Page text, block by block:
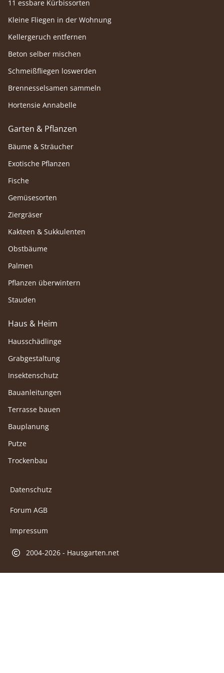
11 essbare Kürbissorten
Kleine Fliegen in der Wohnung
Kellergeruch entfernen
Beton selber mischen
Schmeißfliegen loswerden
Brennesselsamen sammeln
Hortensie Annabelle
Garten & Pflanzen
Bäume & Sträucher
Exotische Pflanzen
Fische
Gemüsesorten
Ziergräser
Kakteen & Sukkulenten
Obstbäume
Palmen
Pflanzen überwintern
Stauden
Haus & Heim
Hausschädlinge
Grabgestaltung
Insektenschutz
Bauanleitungen
Terrasse bauen
Bauplanung
Putze
Trockenbau
Datenschutz
Forum AGB
Impressum
2004-2026 - Hausgarten.net